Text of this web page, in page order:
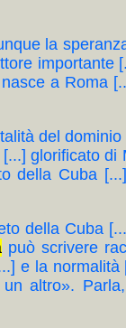
la
importante
a Roma
del
glorificato di
della Cuba
della Cuba
può scrivere
e la normalità
altro».